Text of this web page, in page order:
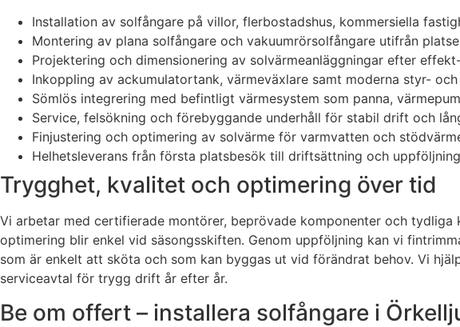
Installation av solfångare på villor, flerbostadshus, kommersiella
Montering av plana solfångare och vakuumrörsolfångare utifrån
Projektering och dimensionering av solvärmeanläggningar efter
Inkoppling av ackumulatortank, värmeväxlare samt moderna styr-
Sömlös integrering med befintligt värmesystem som panna,
Service, felsökning och förebyggande underhåll för stabil drift och
Finjustering och optimering av solvärme för varmvatten och
Helhetsleverans från första platsbesök till driftsättning och
Trygghet, kvalitet och optimering över tid
Vi arbetar med certifierade montörer, beprövade komponenter och
optimering blir enkel vid säsongsskiften. Genom uppföljning kan vi
som är enkelt att sköta och som kan byggas ut vid förändrat behov. Vi
serviceavtal för trygg drift år efter år.
Be om offert – installera solfångare i